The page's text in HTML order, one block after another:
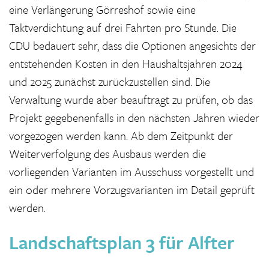
eine Verlängerung Görreshof sowie eine
Taktverdichtung auf drei Fahrten pro Stunde. Die
CDU bedauert sehr, dass die Optionen angesichts der
entstehenden Kosten in den Haushaltsjahren 2024
und 2025 zunächst zurückzustellen sind. Die
Verwaltung wurde aber beauftragt zu prüfen, ob das
Projekt gegebenenfalls in den nächsten Jahren wieder
vorgezogen werden kann. Ab dem Zeitpunkt der
Weiterverfolgung des Ausbaus werden die
vorliegenden Varianten im Ausschuss vorgestellt und
ein oder mehrere Vorzugsvarianten im Detail geprüft
werden.
Landschaftsplan 3 für Alfter